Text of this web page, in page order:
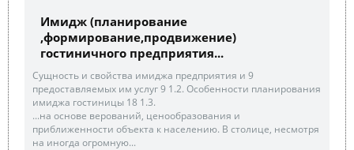
Имидж (планирование
,формирование,продвижение)
гостиничного предприятия...
Сущность и свойства имиджа предприятия и 9
предоставляемых им услуг 9 1.2. Особенности планирования
имиджа гостиницы 18 1.3.
...на основе верований, ценообразования и
приближенности объекта к населению. В столице, несмотря
на иногда огромную...